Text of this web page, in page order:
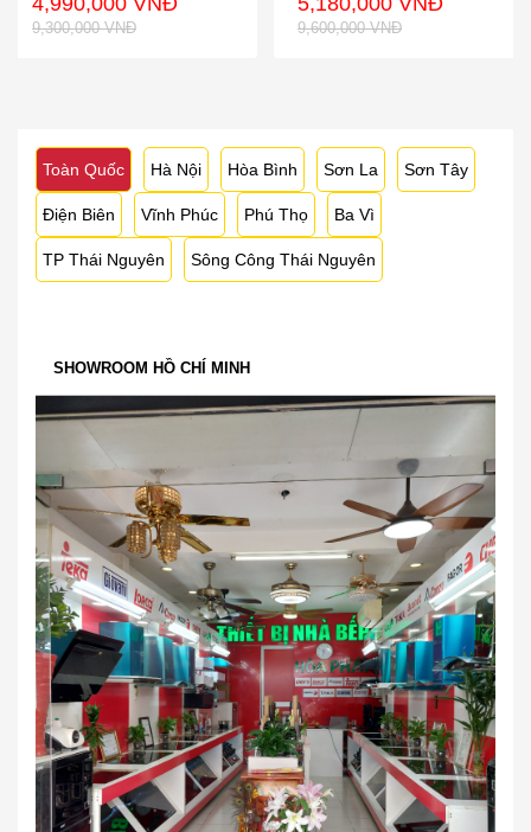
9,300,000 VNĐ 9,600,000 VNĐ
Toàn Quốc Hà Nội Hòa Bình Sơn La Sơn Tây
Điện Biên Vĩnh Phúc Phú Thọ Ba Vì
TP Thái Nguyên Sông Công Thái Nguyên
SHOWROOM HỒ CHÍ MINH